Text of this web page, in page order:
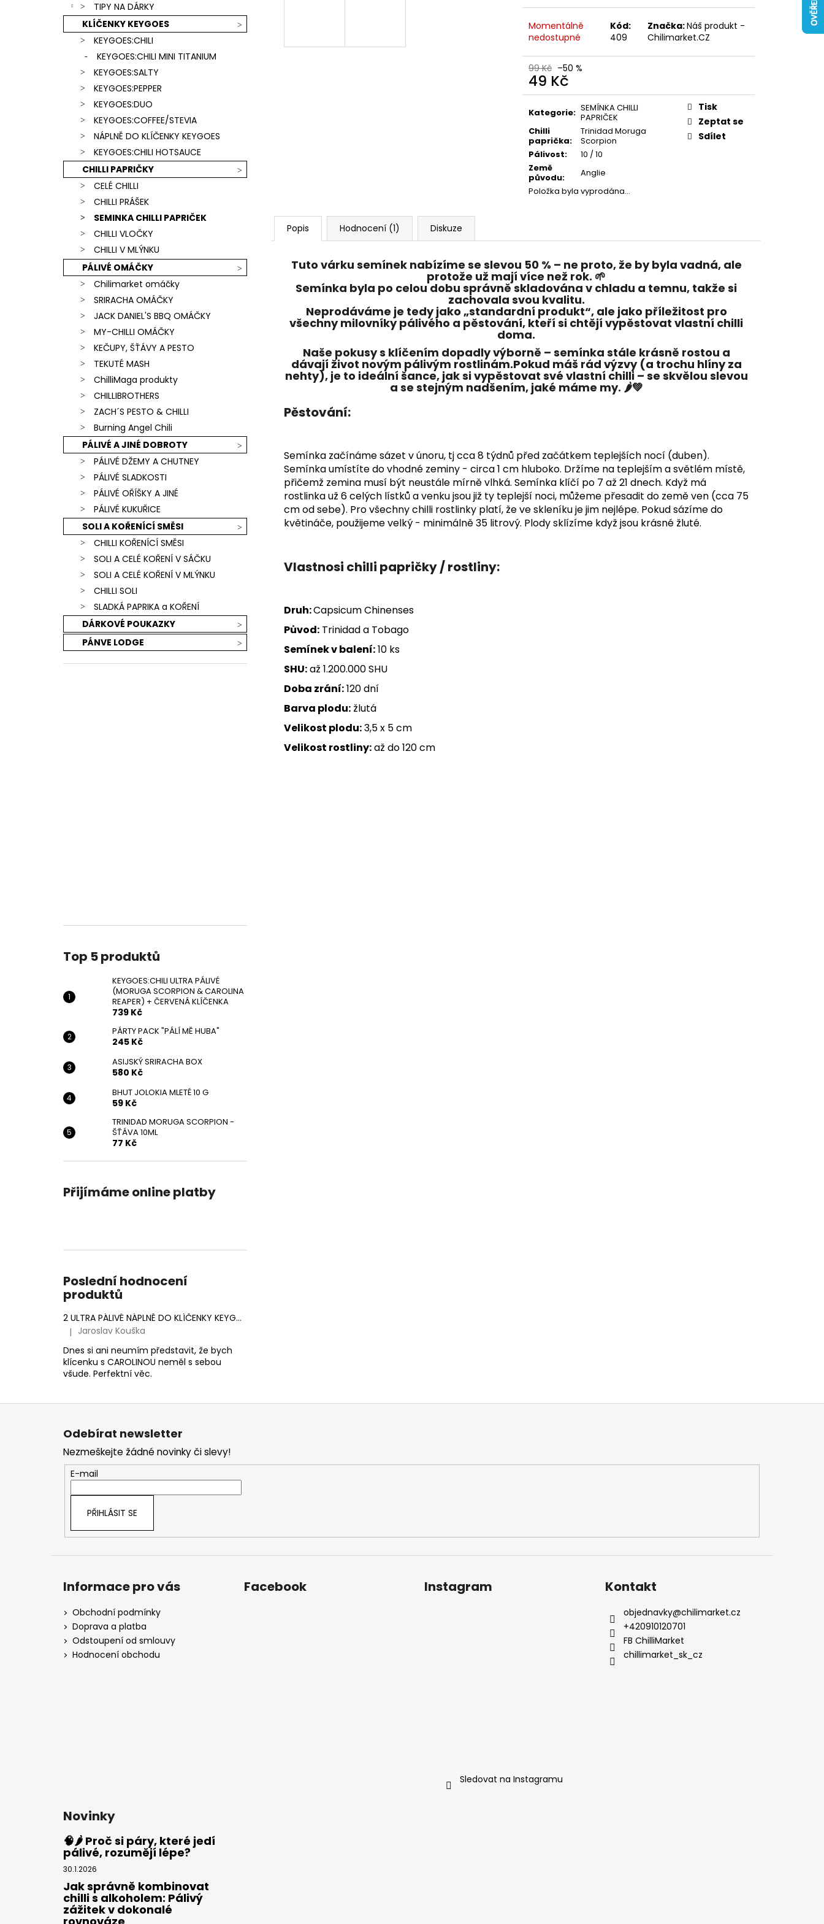
TIPY NA DÁRKY
KLÍČENKY KEYGOES
KEYGOES:CHILI
KEYGOES:CHILI MINI TITANIUM
KEYGOES:SALTY
KEYGOES:PEPPER
KEYGOES:DUO
KEYGOES:COFFEE/STEVIA
NÁPLNĚ DO KLÍČENKY KEYGOES
KEYGOES:CHILI HOTSAUCE
CHILLI PAPRIČKY
CELÉ CHILLI
CHILLI PRÁŠEK
SEMINKA CHILLI PAPRIČEK
CHILLI VLOČKY
CHILLI V MLÝNKU
PÁLIVÉ OMÁČKY
Chilimarket omáčky
SRIRACHA OMÁČKY
JACK DANIEL'S BBQ OMÁČKY
MY-CHILLI OMÁČKY
KEČUPY, ŠŤÁVY A PESTO
TEKUTÉ MASH
ChilliMaga produkty
CHILLIBROTHERS
ZACH´S PESTO & CHILLI
Burning Angel Chili
PÁLIVÉ A JINÉ DOBROTY
PÁLIVÉ DŽEMY A CHUTNEY
PÁLIVÉ SLADKOSTI
PÁLIVÉ OŘÍŠKY A JINÉ
PÁLIVÉ KUKUŘICE
SOLI A KOŘENÍCÍ SMĚSI
CHILLI KOŘENÍCÍ SMĚSI
SOLI A CELÉ KOŘENÍ V SÁČKU
SOLI A CELÉ KOŘENÍ V MLÝNKU
CHILLI SOLI
SLADKÁ PAPRIKA a KOŘENÍ
DÁRKOVÉ POUKAZKY
PÁNVE LODGE
Top 5 produktů
KEYGOES:CHILI ULTRA PÁLIVÉ
(MORUGA SCORPION & CAROLINA
REAPER) + ČERVENÁ KLÍČENKA
739 Kč
PÁRTY PACK "PÁLÍ MĚ HUBA"
245 Kč
ASIJSKÝ SRIRACHA BOX
580 Kč
BHUT JOLOKIA MLETÉ 10 G
59 Kč
TRINIDAD MORUGA SCORPION -
ŠŤÁVA 10ML
77 Kč
Přijímáme online platby
Poslední hodnocení
produktů
2 ULTRA PÁLIVÉ NÁPLNĚ DO KLÍČENKY KEYGOES (MORUGA SCORPION & CAROLINA REAPER)
Hodnocení produktu je 5 z 5 hvězdiček.
| Jaroslav Kouška
Dnes si ani neumím představit, že bych
klícenku s CAROLINOU neměl s sebou
všude. Perfektní věc.
Momentálně
nedostupné
Kód:
409
Značka:Náš produkt -
Chilimarket.CZ
99 Kč –50 %
49 Kč
Měrná
Kategorie: SEMÍNKA CHILLI
PAPRIČEK
Chilli
paprička:
Trinidad Moruga
Scorpion
Pálivost:
10 / 10
Země
původu:
Anglie
Položka byla vyprodána…
Tisk
Zeptat se
Sdílet
Popis Hodnocení (1) Diskuze
Tuto várku semínek nabízíme se slevou 50 % – ne proto, že by byla vadná, ale
protože už mají více než rok. 🌱
Semínka byla po celou dobu správně skladována v chladu a temnu, takže si
zachovala svou kvalitu.
Neprodáváme je tedy jako „standardní produkt“, ale jako příležitost pro
všechny milovníky pálivého a pěstování, kteří si chtějí vypěstovat vlastní chilli
doma.
Naše pokusy s klíčením dopadly výborně – semínka stále krásně rostou a
dávají život novým pálivým rostlinám.Pokud máš rád výzvy (a trochu hlíny za
nehty), je to ideální šance, jak sivypěstovat své vlastní chilli– se skvělou slevou
a se stejným nadšením, jaké máme my. 🌶️💚
Pěstování:
Semínka začínáme sázet v únoru, tj cca 8 týdnů před začátkem teplejších nocí (duben).
Semínka umístíte do vhodné zeminy - circa 1 cm hluboko. Držíme na teplejším a světlém místě,
přičemž zemina musí být neustále mírně vlhká. Semínka klíčí po 7 až 21 dnech. Když má
rostlinka už 6 celých lístků a venku jsou již ty teplejší noci, můžeme přesadit do země ven (cca 75
cm od sebe). Pro všechny chilli rostlinky platí, že ve skleníku je jim nejlépe. Pokud sázíme do
květináče, použijeme velký - minimálně 35 litrový. Plody sklízíme když jsou krásné žluté.
Vlastnosi chilli papričky / rostliny:
Druh:Capsicum Chinenses
Původ: Trinidad a Tobago
Semínek v balení:10 ks
SHU:až 1.200.000 SHU
Doba zrání:120 dní
Barva plodu: žlutá
Velikost plodu:3,5 x 5 cm
Velikost rostliny:až do 120 cm
ČERVENÁ KLÍČENKA
739 Kč
Z
Odebírat newsletter
Nezmeškejte žádné novinky či slevy!
E-mail
PŘIHLÁSIT SE
Informace pro vás
Obchodní podmínky
Doprava a platba
Odstoupení od smlouvy
Hodnocení obchodu
Facebook Instagram
Sledovat na Instagramu
Kontakt
objednavky@chilimarket.cz
+420910120701
FB ChilliMarket
chillimarket_sk_cz
Novinky
🧠🌶️ Proč si páry, které jedí
pálivé, rozumějí lépe?
30.1.2026
Jak správně kombinovat
chilli s alkoholem: Pálivý
zážitek v dokonalé